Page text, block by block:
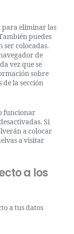
para eliminar las
puedes
ser colocadas.
de
vez que se
sobre
de la sección
funcionar
Si
a colocar
a visitar
a los
a tus datos